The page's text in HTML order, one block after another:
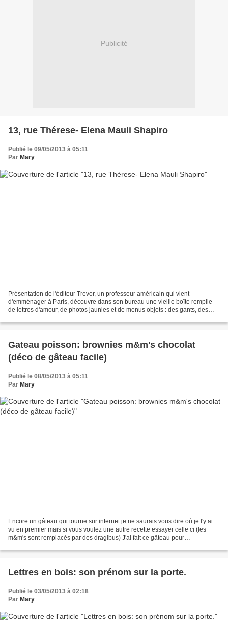
Publicité
13, rue Thérese- Elena Mauli Shapiro
Publié le 09/05/2013 à 05:11
Par Mary
Présentation de l'éditeur Trevor, un professeur américain qui vient
d'emménager à Paris, découvre dans son bureau une vieille boîte remplie
de lettres d'amour, de photos jaunies et de menus objets : des gants, des
Gateau poisson: brownies m&m's chocolat
(déco de gâteau facile)
Publié le 08/05/2013 à 05:11
Par Mary
Encore un gâteau qui tourne sur internet je ne saurais vous dire où je l'y ai
vu en premier mais si vous voulez une autre recette essayer celle ci (les
m&m's sont remplacés par des dragibus) J'ai fait ce gâteau pour
Lettres en bois: son prénom sur la porte.
Publié le 03/05/2013 à 02:18
Par Mary